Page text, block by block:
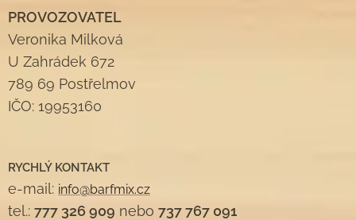
PROVOZOVATEL
Veronika Milková
U Zahrádek 672
789 69 Postřelmov
IČO: 19953160
RYCHLÝ KONTAKT
e-mail: info@barfmix.cz
tel.: 777 326 909 nebo 737 767 091